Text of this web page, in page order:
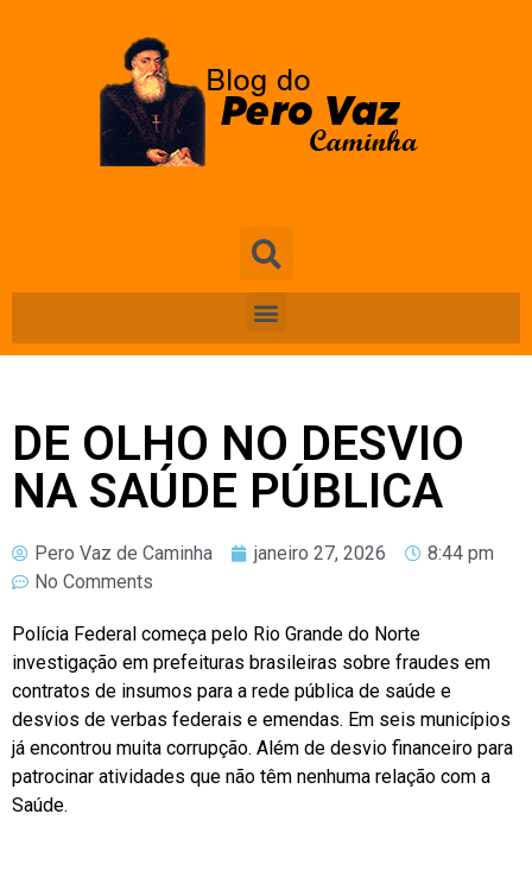
DE OLHO NO DESVIO
NA SAÚDE PÚBLICA
Pero Vaz de Caminha janeiro 27, 2026
8:44 pm
No Comments
Polícia Federal começa pelo Rio Grande do Norte
investigação em prefeituras brasileiras sobre fraudes em
contratos de insumos para a rede pública de saúde e
desvios de verbas federais e emendas. Em seis municípios
já encontrou muita corrupção. Além de desvio financeiro para
patrocinar atividades que não têm nenhuma relação com a
Saúde.